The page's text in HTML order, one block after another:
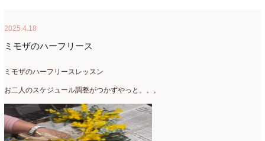
2025.4.18
ミモザのハーフリース
ミモザのハーフリースレッスン
お二人のスケジュール調整がつかずやっと。。。